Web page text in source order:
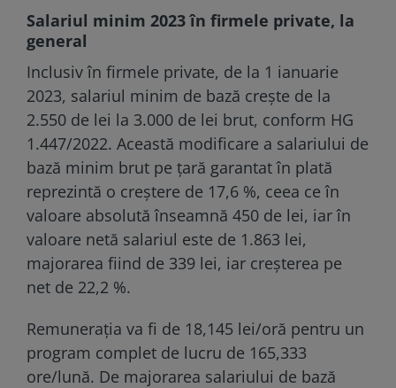
Salariul minim 2023 în firmele private, la
general
Inclusiv în firmele private, de la 1 ianuarie
2023, salariul minim de bază crește de la
2.550 de lei la 3.000 de lei brut, conform HG
1.447/2022. Această modificare a salariului de
bază minim brut pe țară garantat în plată
reprezintă o creștere de 17,6 %, ceea ce în
valoare absolută înseamnă 450 de lei, iar în
valoare netă salariul este de 1.863 lei,
majorarea fiind de 339 lei, iar creșterea pe
net de 22,2 %.
Remunerația va fi de 18,145 lei/oră pentru un
program complet de lucru de 165,333
ore/lună. De majorarea salariului de bază